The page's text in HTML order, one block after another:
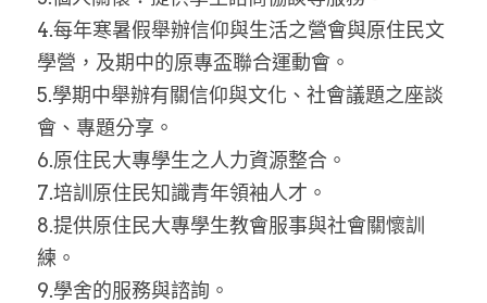
4.每年寒暑假舉辦信仰與生活之營會與原住民文
學營，及期中的原專盃聯合運動會。
5.學期中舉辦有關信仰與文化、社會議題之座談
會、專題分享。
6.原住民大專學生之人力資源整合。
7.培訓原住民知識青年領袖人才。
8.提供原住民大專學生教會服事與社會關懷訓
練。
9.學舍的服務與諮詢。